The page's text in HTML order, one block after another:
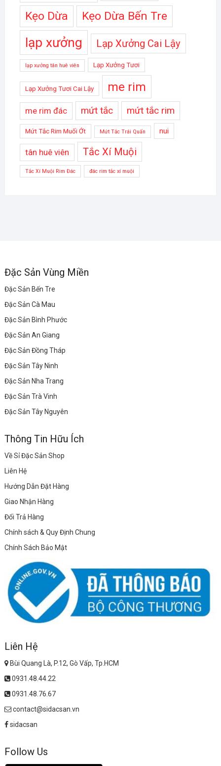
Kẹo Dừa Kẹo Dừa Bến Tre
lạp xưởng Lạp Xưởng Cai Lậy
lạp xưởng tân huê viên Lạp Xưởng Tươi
Lạp Xưởng Tươi Cai Lậy me rim
me rim đác mứt tắc mứt tắc rim
Mứt Tắc Rim Muối Ớt Mứt Tắc Trái Quấn nui
tân huê viên Tắc Xí Muội
Tắc Xí Muội Rim Đác đác rim tắc xí muội
Đặc Sản Vùng Miền
Đặc Sản Bến Tre
Đặc Sản Cà Mau
Đặc Sản Bình Phước
Đặc Sản An Giang
Đặc Sản Đồng Tháp
Đặc Sản Tây Ninh
Đặc Sản Nha Trang
Đặc Sản Trà Vinh
Đặc Sản Tây Nguyên
Thông Tin Hữu Ích
Về Sỉ Đặc Sản Shop
Liên Hệ
Hướng Dẫn Đặt Hàng
Giao Nhận Hàng
Đổi Trả Hàng
Chính sách & Quy Định Chung
Chính Sách Bảo Mật
Liên Hệ
Bùi Quang Là, P.12, Gò Vấp, Tp.HCM
0931.48.44.22
0931.48.76.67
contact@sidacsan.vn
sidacsan
Follow Us